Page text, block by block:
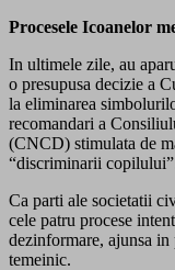
Procesele Icoanelor
In ultimele zile, au
o presupusa decizie a
la eliminarea
recomandari a
(CNCD) stimulata de
“discriminarii
Ca parti ale societatii
cele patru procese
dezinformare, ajunsa
temeinic.